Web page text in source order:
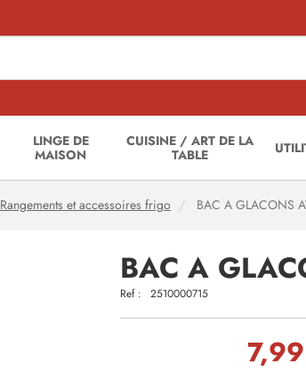
LINGE DE
MAISON
CUISINE / ART DE LA
TABLE
Rangements et accessoires frigo BAC A GLACONS
BAC A
Ref : 2510000715